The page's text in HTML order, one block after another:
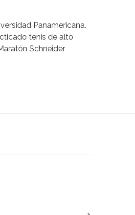
Panamericana.
tenis de alto
Schneider